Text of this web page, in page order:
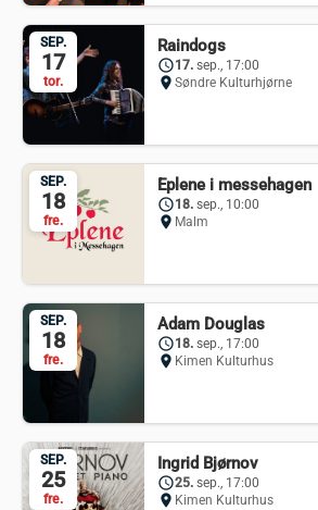
SEP.
17
tor.
Raindogs
schedule17. sep., 17:00
location_on Søndre Kulturhjørne
SEP.
18
fre.
Eplene i messehagen
schedule18. sep., 10:00
location_on Malm
SEP.
18
fre.
Adam Douglas
schedule18. sep., 17:00
location_on Kimen Kulturhus
SEP.
25
fre.
Ingrid Bjørnov
schedule25. sep., 17:00
location_on Kimen Kulturhus